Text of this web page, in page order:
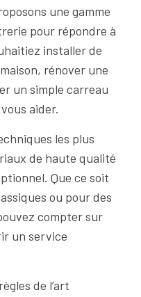
une gamme
pour répondre à
installer de
rénover une
un simple carreau
aider.
les plus
de haute qualité
Que ce soit
ou pour des
compter sur
un service
de l’art